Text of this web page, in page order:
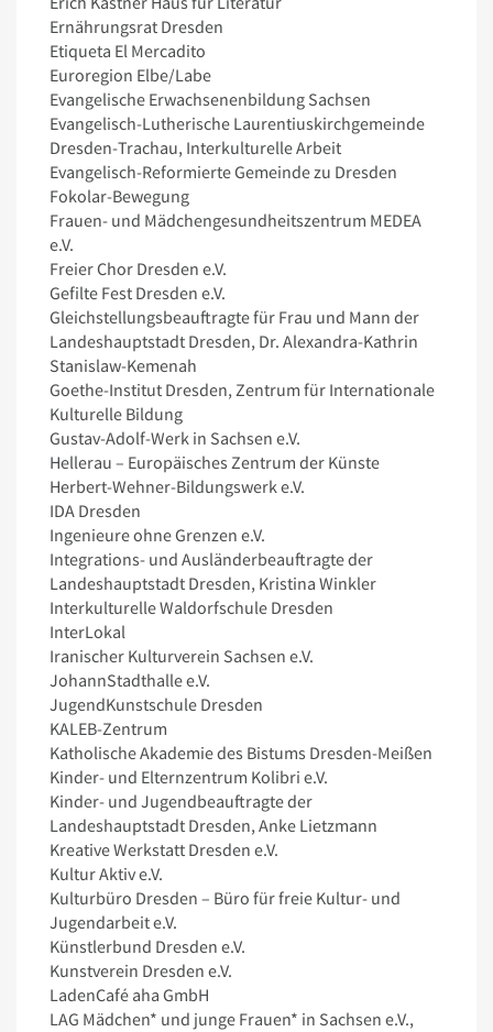
Ernährungsrat Dresden
Etiqueta El Mercadito
Euroregion Elbe/Labe
Evangelische Erwachsenenbildung Sachsen
Evangelisch-Lutherische Laurentiuskirchgemeinde
Dresden-Trachau, Interkulturelle Arbeit
Evangelisch-Reformierte Gemeinde zu Dresden
Fokolar-Bewegung
Frauen- und Mädchengesundheitszentrum MEDEA
e.V.
Freier Chor Dresden e.V.
Gefilte Fest Dresden e.V.
Gleichstellungsbeauftragte für Frau und Mann der
Landeshauptstadt Dresden, Dr. Alexandra-Kathrin
Stanislaw-Kemenah
Goethe-Institut Dresden, Zentrum für Internationale
Kulturelle Bildung
Gustav-Adolf-Werk in Sachsen e.V.
Hellerau – Europäisches Zentrum der Künste
Herbert-Wehner-Bildungswerk e.V.
IDA Dresden
Ingenieure ohne Grenzen e.V.
Integrations- und Ausländerbeauftragte der
Landeshauptstadt Dresden, Kristina Winkler
Interkulturelle Waldorfschule Dresden
InterLokal
Iranischer Kulturverein Sachsen e.V.
JohannStadthalle e.V.
JugendKunstschule Dresden
KALEB-Zentrum
Katholische Akademie des Bistums Dresden-Meißen
Kinder- und Elternzentrum Kolibri e.V.
Kinder- und Jugendbeauftragte der
Landeshauptstadt Dresden, Anke Lietzmann
Kreative Werkstatt Dresden e.V.
Kultur Aktiv e.V.
Kulturbüro Dresden – Büro für freie Kultur- und
Jugendarbeit e.V.
Künstlerbund Dresden e.V.
Kunstverein Dresden e.V.
LadenCafé aha GmbH
LAG Mädchen* und junge Frauen* in Sachsen e.V.,